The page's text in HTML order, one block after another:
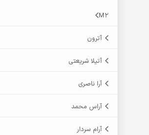
M2
آترون
آتیلا شریعتی
آرا ناصری
آراس محمد
آرام سردار